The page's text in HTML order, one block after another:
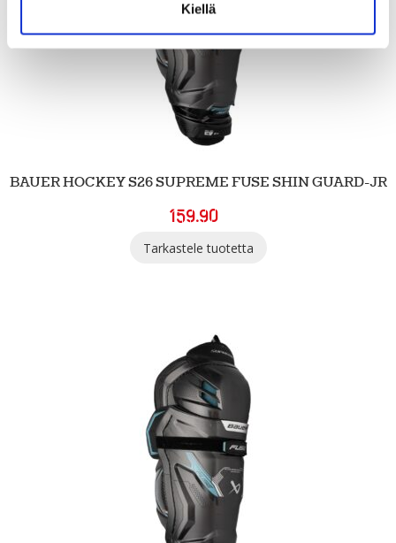
Kiellä
BAUER HOCKEY S26 SUPREME FUSE SHIN GUARD-JR
159.90
Tarkastele tuotetta